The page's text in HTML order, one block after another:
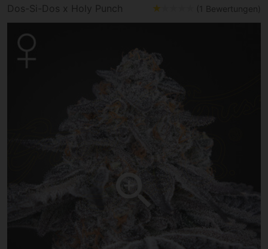
Dos-Si-Dos x Holy Punch (1 Bewertungen)